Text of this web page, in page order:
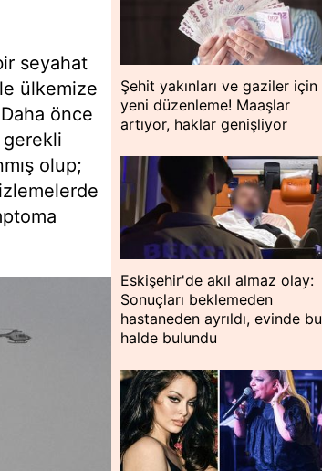
seyahat
ülkemize
önce
olup;
Şehit yakınları ve gaziler için
yeni düzenleme! Maaşlar
artıyor, haklar genişliyor
Eskişehir'de akıl almaz olay:
Sonuçları beklemeden
hastaneden ayrıldı, evinde bu
halde bulundu